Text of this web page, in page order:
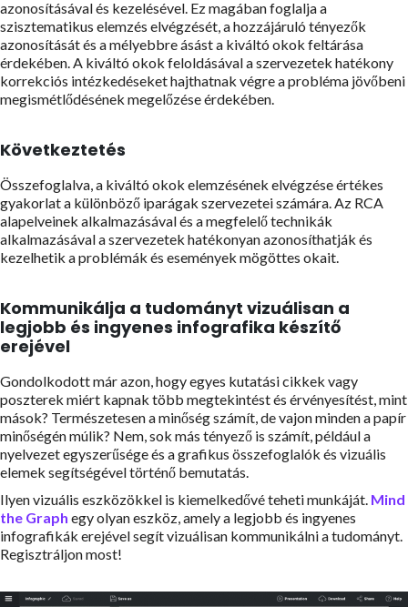
azonosításával és kezelésével. Ez magában foglalja a
szisztematikus elemzés elvégzését, a hozzájáruló tényezők
azonosítását és a mélyebbre ásást a kiváltó okok feltárása
érdekében. A kiváltó okok feloldásával a szervezetek hatékony
korrekciós intézkedéseket hajthatnak végre a probléma jövőbeni
megismétlődésének megelőzése érdekében.
Következtetés
Összefoglalva, a kiváltó okok elemzésének elvégzése értékes
gyakorlat a különböző iparágak szervezetei számára. Az RCA
alapelveinek alkalmazásával és a megfelelő technikák
alkalmazásával a szervezetek hatékonyan azonosíthatják és
kezelhetik a problémák és események mögöttes okait.
Kommunikálja a tudományt vizuálisan a
legjobb és ingyenes infografika készítő
erejével
Gondolkodott már azon, hogy egyes kutatási cikkek vagy
poszterek miért kapnak több megtekintést és érvényesítést, mint
mások? Természetesen a minőség számít, de vajon minden a papír
minőségén múlik? Nem, sok más tényező is számít, például a
nyelvezet egyszerűsége és a grafikus összefoglalók és vizuális
elemek segítségével történő bemutatás.
Ilyen vizuális eszközökkel is kiemelkedővé teheti munkáját. Mind
the Graph egy olyan eszköz, amely a legjobb és ingyenes
infografikák erejével segít vizuálisan kommunikálni a tudományt.
Regisztráljon most!